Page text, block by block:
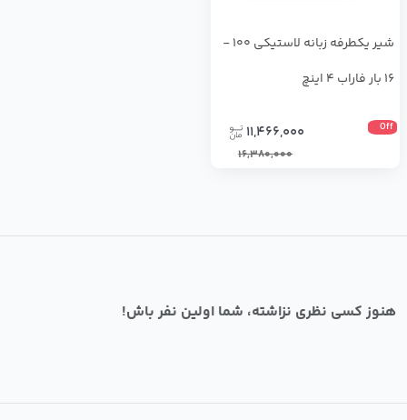
شیر یکطرفه زبانه لاستیکی 100 -
16 بار فاراب 4 اینچ
Off
11,466,000
16,380,000
هنوز کسی نظری نزاشته، شما اولین نفر باش!